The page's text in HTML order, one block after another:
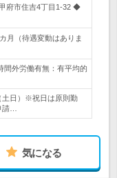
府市住吉4丁目1-32 ◆
月（待遇変動はありま
間外労働有無：有平均的
土日）※祝日は原則勤
…
気になる